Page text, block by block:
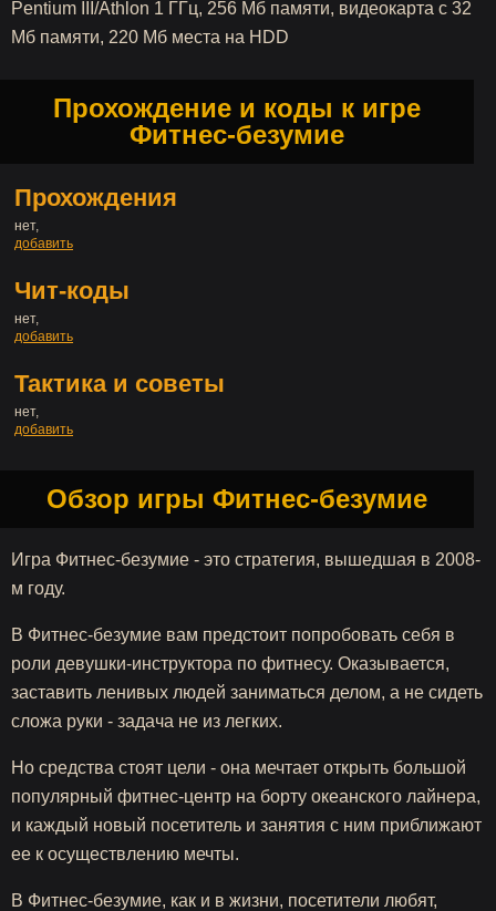
Pentium III/Athlon 1 ГГц, 256 Мб памяти, видеокарта с 32
Мб памяти, 220 Мб места на HDD
Прохождение и коды к игре
Фитнес-безумие
Прохождения
нет,
добавить
Чит-коды
нет,
добавить
Тактика и советы
нет,
добавить
Обзор игры Фитнес-безумие
Игра Фитнес-безумие - это стратегия, вышедшая в 2008-
м году.
В Фитнес-безумие вам предстоит попробовать себя в
роли девушки-инструктора по фитнесу. Оказывается,
заставить ленивых людей заниматься делом, а не сидеть
сложа руки - задача не из легких.
Но средства стоят цели - она мечтает открыть большой
популярный фитнес-центр на борту океанского лайнера,
и каждый новый посетитель и занятия с ним приближают
ее к осуществлению мечты.
В Фитнес-безумие, как и в жизни, посетители любят,